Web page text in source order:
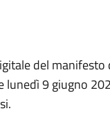
del
9 giugno